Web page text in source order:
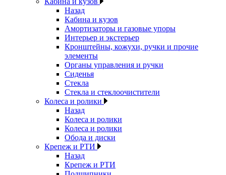
Назад
Кабина и кузов
Амортизаторы и газовые упоры
Интерьер и экстерьер
Кронштейны, кожухи, ручки и прочие
элементы
Органы управления и ручки
Сиденья
Стекла
Стекла и стеклоочистители
Колеса и ролики
Назад
Колеса и ролики
Колеса и ролики
Обода и диски
Крепеж и РТИ
Назад
Крепеж и РТИ